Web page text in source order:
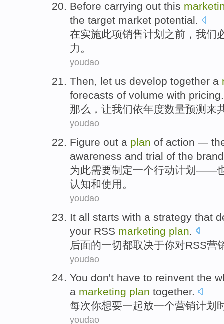
Before carrying out this
the target market potential.
在实施此项销售计划 之前， 我们
力 。
youdao
Then, let us develop together a
forecasts of volume with pricing.
那么 ， 让我们依年度数量预测 来
youdao
Figure out a plan of action —
awareness and trial of the brand
为此需要制定一个行动计划 ——
认知和使用。
youdao
It all starts with a strategy that
your RSS marketing plan
后面的一切都取决于你对RSS营
youdao
You don't have to reinvent the
a marketing plan together.
每次你想要一起放一个营销计划
youdao